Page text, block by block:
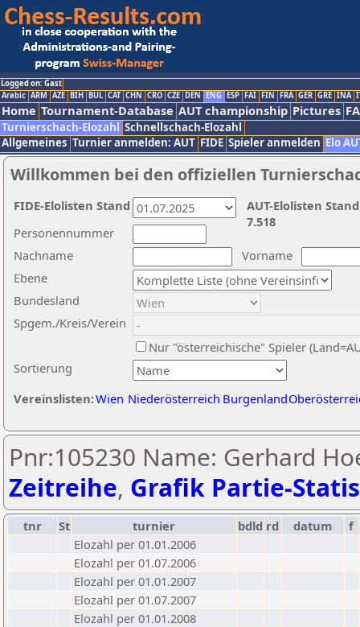
Logged on: Gast
Arabic ARM AZE BIH BUL CAT CHN CRO CZE DEN ENG ESP FAI FIN FRA GER GRE INA
Home Tournament-Database AUT championship Pictures
Turnierschach-Elozahl Schnellschach-Elozahl
Allgemeines Turnier anmelden: AUT FIDE Spieler anmelden Elo
Willkommen bei den offiziellen
Nachname
Vorname
Ebene
Sortierung
Personennummer
Bundesland
Spgem./Kreis/Verein
Nur "österreichische" Spieler
Vereinslisten:Wien Niederösterreich Burgenland
AUT-Elolisten
7.518
FIDE-Elolisten Stand
Pnr:105230 Name: Gerhard
Zeitreihe, Grafik Partie-
tnr St turnier bdld rd datum
f
Elozahl per 01.01.2006
Elozahl per 01.07.2006
Elozahl per 01.01.2007
Elozahl per 01.07.2007
Elozahl per 01.01.2008